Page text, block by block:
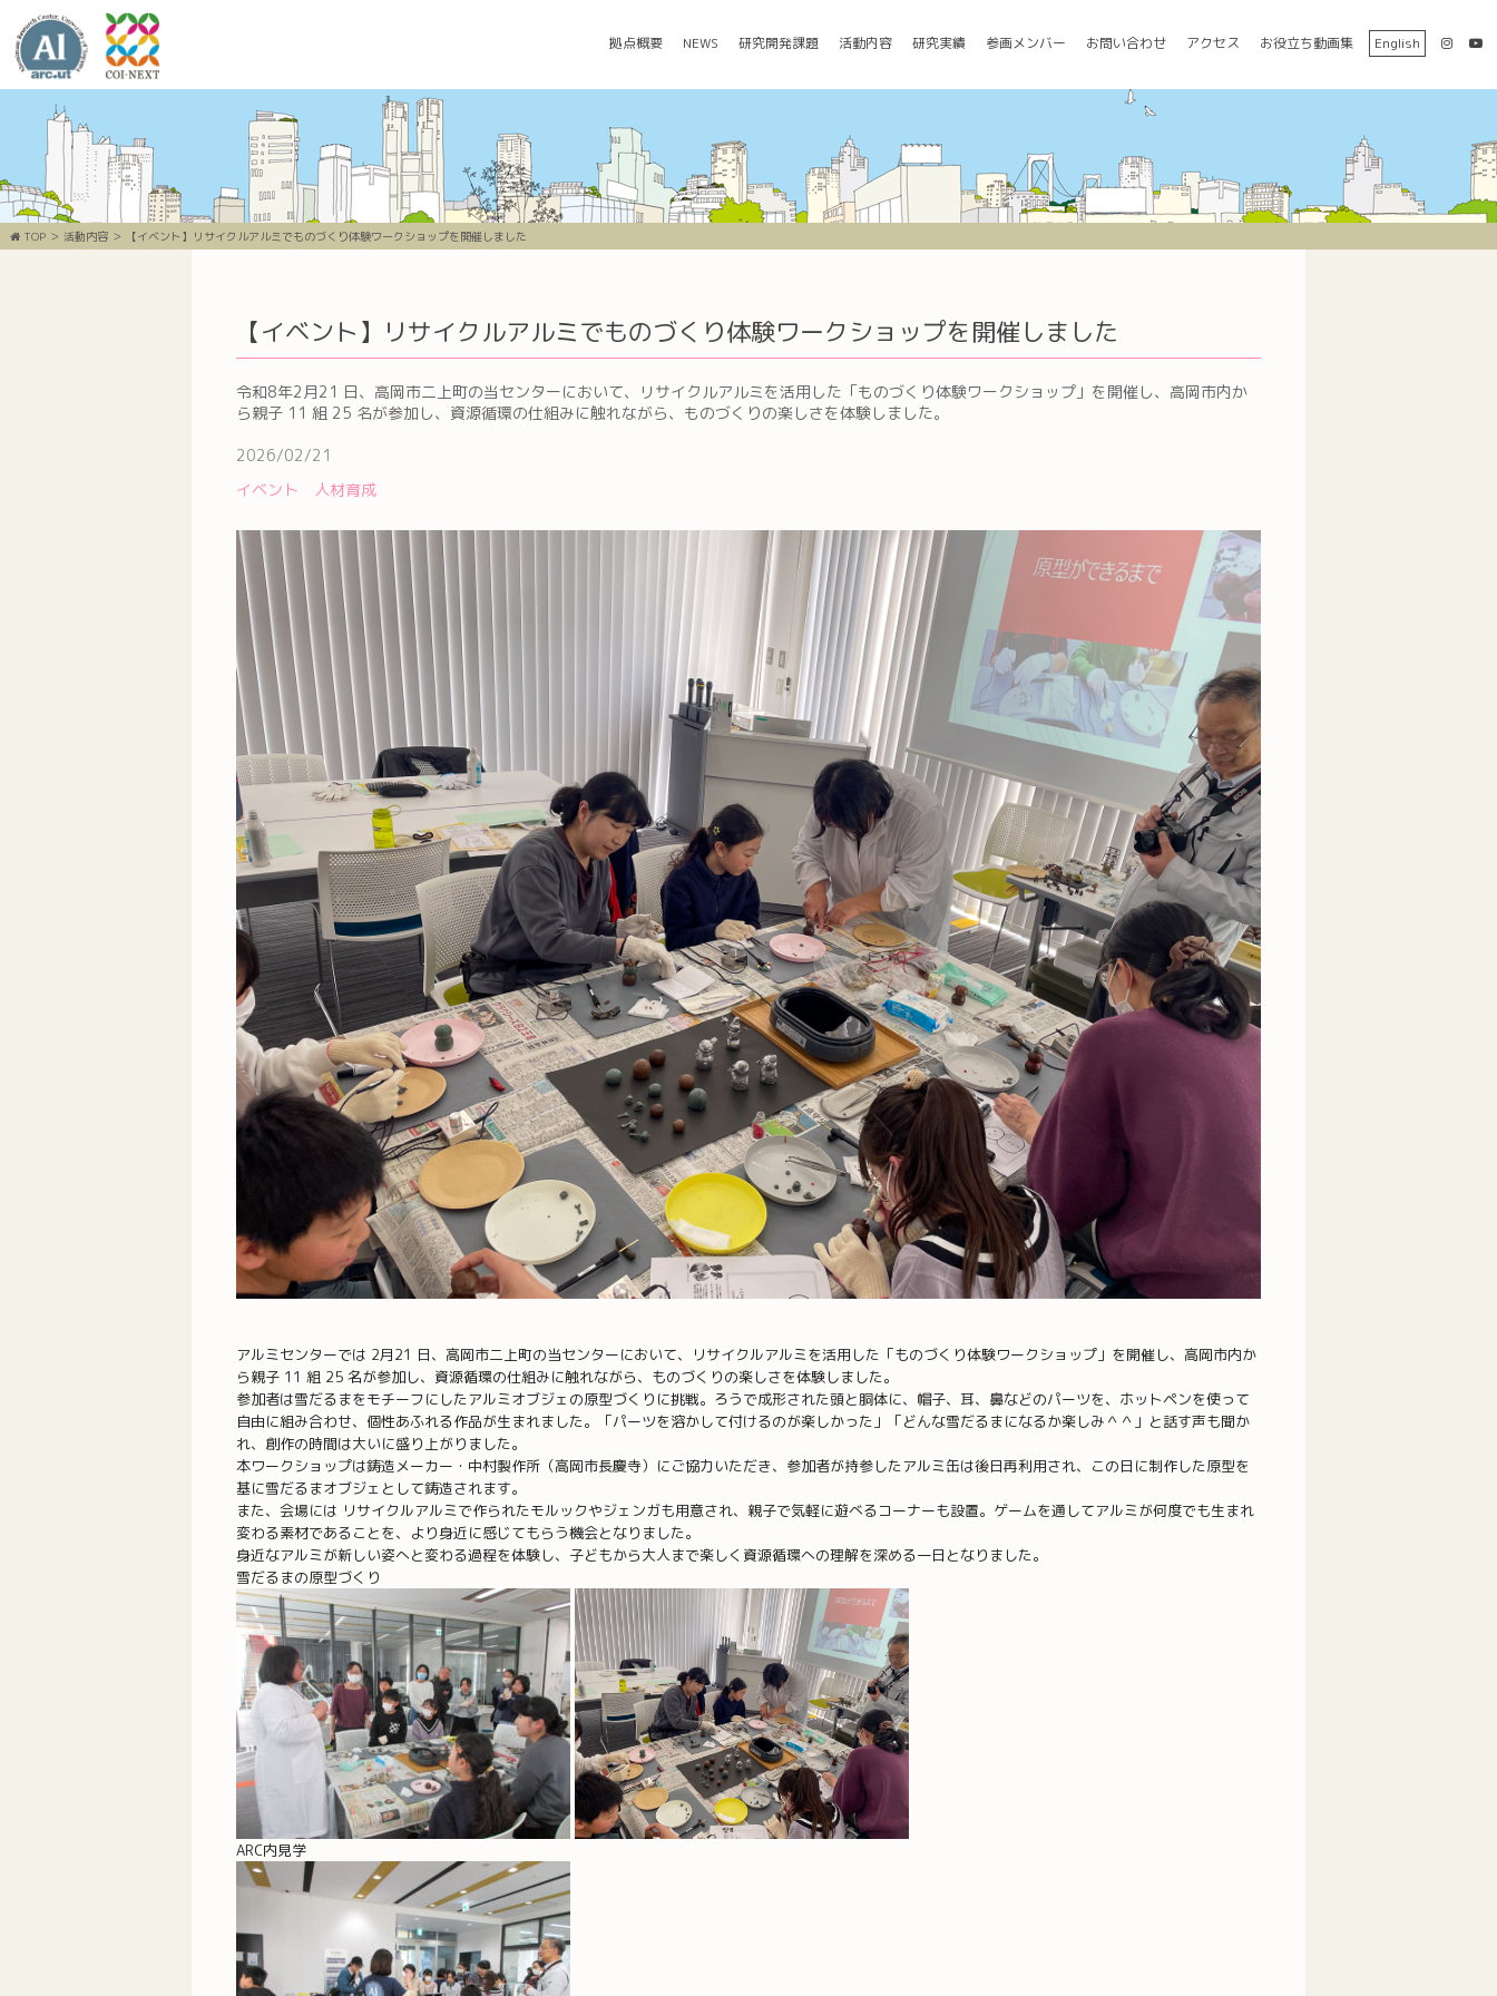
拠点概要 NEWS 研究開発課題 活動内容 研究実績 参画メンバー お問い合わせ アクセス お役立ち動画集 English
TOP 活動内容 【イベント】リサイクルアルミでものづくり体験ワークショップを開催しました
【イベント】リサイクルアルミでものづくり体験ワークショップを開催しました
令和8年2月21 日、高岡市二上町の当センターにおいて、リサイクルアルミを活用した「ものづくり体験ワークショップ」を開催し、高岡市内か
ら親子 11 組 25 名が参加し、資源循環の仕組みに触れながら、ものづくりの楽しさを体験しました。
2026/02/21
イベント
人材育成
アルミセンターでは 2月21 日、高岡市二上町の当センターにおいて、リサイクルアルミを活用した「ものづくり体験ワークショップ」を開催し、高岡市内か
ら親子 11 組 25 名が参加し、資源循環の仕組みに触れながら、ものづくりの楽しさを体験しました。
参加者は雪だるまをモチーフにしたアルミオブジェの原型づくりに挑戦。ろうで成形された頭と胴体に、帽子、耳、鼻などのパーツを、ホットペンを使って
自由に組み合わせ、個性あふれる作品が生まれました。「パーツを溶かして付けるのが楽しかった」「どんな雪だるまになるか楽しみ＾＾」と話す声も聞か
れ、創作の時間は大いに盛り上がりました。
本ワークショップは鋳造メーカー・中村製作所（高岡市長慶寺）にご協力いただき、参加者が持参したアルミ缶は後日再利用され、この日に制作した原型を
基に雪だるまオブジェとして鋳造されます。
また、会場には リサイクルアルミで作られたモルックやジェンガも用意され、親子で気軽に遊べるコーナーも設置。ゲームを通してアルミが何度でも生まれ
変わる素材であることを、より身近に感じてもらう機会となりました。
身近なアルミが新しい姿へと変わる過程を体験し、子どもから大人まで楽しく資源循環への理解を深める一日となりました。
雪だるまの原型づくり
ARC内見学